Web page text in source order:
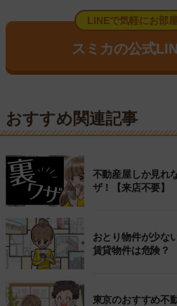
LINEで気軽にお部
スミカの公式
おすすめ関連記事
不動産屋しか見れ
ザ！【来店不要】
おとり物件が少な
賃貸物件は危険？
東京のおすすめ不